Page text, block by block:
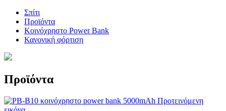
Σπίτι
Προϊόντα
Κοινόχρηστο Power Bank
Κανονική φόρτιση
Προϊόντα